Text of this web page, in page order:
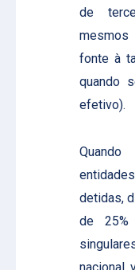
de
fonte à
quando
efetivo).
detidas,
de 25%